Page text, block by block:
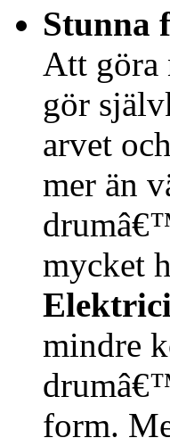
Stunna
Att göra
gör
arvet
mer än
mycket
mindre
form.